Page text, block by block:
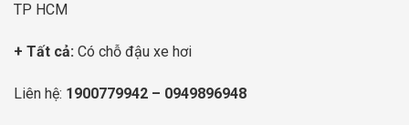
TP HCM
+ Tất cả: Có chỗ đậu xe hơi
Liên hệ: 1900779942 – 0949896948